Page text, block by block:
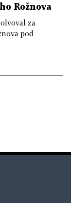
Rožnova
za
pod